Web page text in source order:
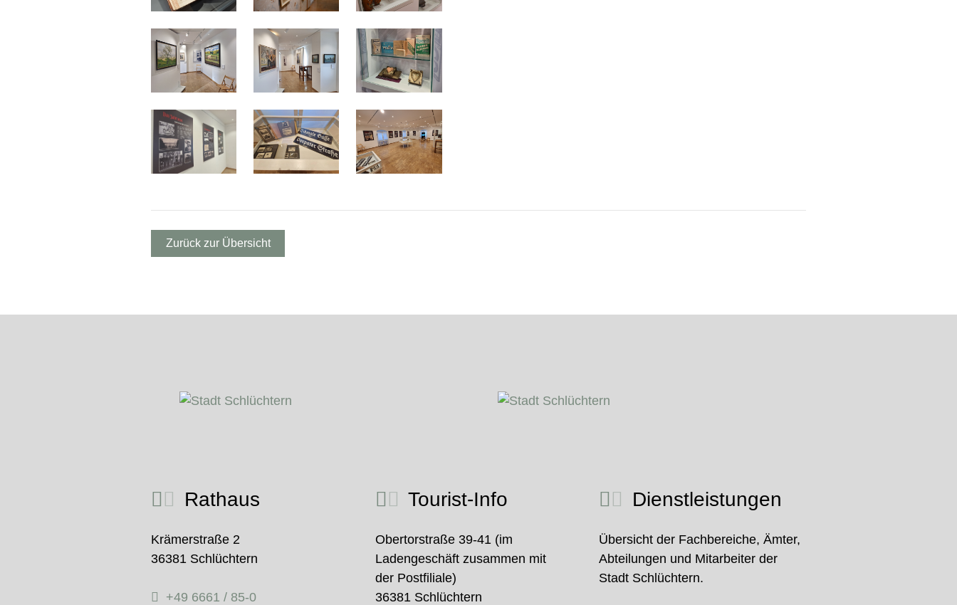
Zurück zur Übersicht
Rathaus
Krämerstraße 2
36381 Schlüchtern
+49 6661 / 85-0
Tourist-Info
Obertorstraße 39-41 (im
Ladengeschäft zusammen mit
der Postfiliale)
36381 Schlüchtern
Dienstleistungen
Übersicht der Fachbereiche, Ämter,
Abteilungen und Mitarbeiter der
Stadt Schlüchtern.